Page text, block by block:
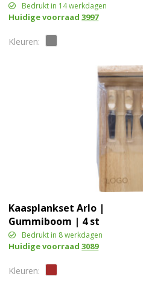
Bedrukt in 14 werkdagen
Huidige voorraad3997
Kaasplankset Arlo |
Gummiboom | 4 st
Bedrukt in 8 werkdagen
Huidige voorraad3089